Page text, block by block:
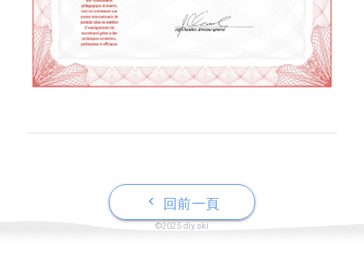
keyboard_arrow_left 回前一頁
©2025 diy.ski